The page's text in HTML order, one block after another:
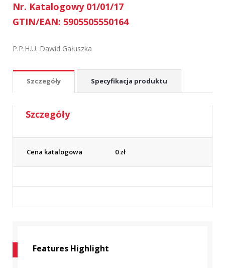
Nr. Katalogowy 01/01/17
GTIN/EAN: 5905505550164
P.P.H.U. Dawid Gałuszka
Szczegóły Specyfikacja produktu
Szczegóły
Cena katalogowa 0zł
Features Highlight